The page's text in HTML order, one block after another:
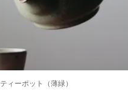
ティーポット（薄緑）